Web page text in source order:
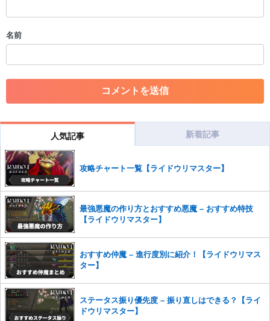
・一度削除された投稿を再び投稿すること
・アカウントの売買など金銭が絡む内容の投稿
・各ゲームのネタバレを含む内容の投稿
・その他、管理者が不適切と判断した投稿
だけますでしょうか。
コメントの削除を申請する
※投稿内容を確認後、順次対応さ
せていただきます。ご了承ください。
※一度削除したコメントは復元ができませんのでご注意くだ
さい。
また、過度な利用規約の違反や、弊社に損害の及ぶ内容の書き込みがあ
った場合は、法的措置をとらせていただく場合もございますので、あら
かじめご理解くださいませ。
名前
人気記事 新着記事
攻略チャート一覧【ライドウリマスター】
最強悪魔の作り方とおすすめ悪魔 – おすすめ特技
【ライドウリマスター】
おすすめ仲魔 – 進行度別に紹介！【ライドウリマス
ター】
ステータス振り優先度 – 振り直しはできる？【ライ
ドウリマスター】